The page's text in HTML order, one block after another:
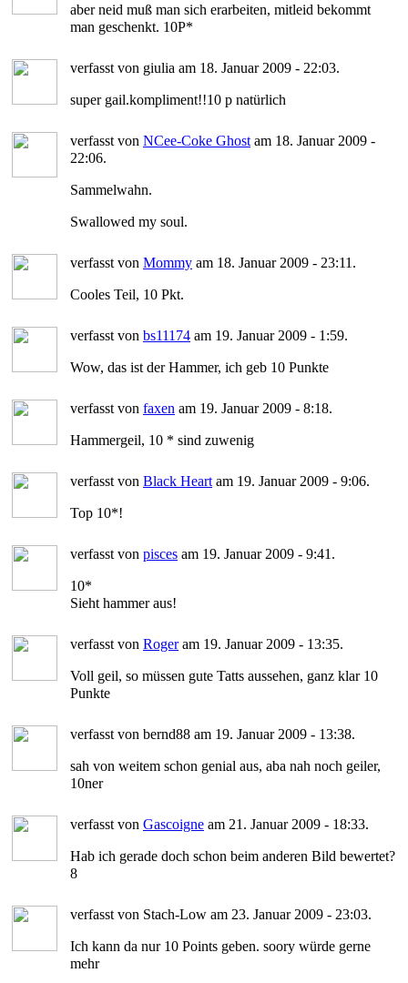
aber neid muß man sich erarbeiten, mitleid bekommt
man geschenkt. 10P*
verfasst von giulia am 18. Januar 2009 - 22:03.
super gail.kompliment!!10 p natürlich
verfasst von NCee-Coke Ghost am 18. Januar 2009 -
22:06.
Sammelwahn.
Swallowed my soul.
verfasst von Mommy am 18. Januar 2009 - 23:11.
Cooles Teil, 10 Pkt.
verfasst von bs11174 am 19. Januar 2009 - 1:59.
Wow, das ist der Hammer, ich geb 10 Punkte
verfasst von faxen am 19. Januar 2009 - 8:18.
Hammergeil, 10 * sind zuwenig
verfasst von Black Heart am 19. Januar 2009 - 9:06.
Top 10*!
verfasst von pisces am 19. Januar 2009 - 9:41.
10*
Sieht hammer aus!
verfasst von Rogeram 19. Januar 2009 - 13:35.
Voll geil, so müssen gute Tatts aussehen, ganz klar 10
Punkte
verfasst von bernd88 am 19. Januar 2009 - 13:38.
sah von weitem schon genial aus, aba nah noch geiler,
10ner
verfasst von Gascoigne am 21. Januar 2009 - 18:33.
Hab ich gerade doch schon beim anderen Bild bewertet?
8
verfasst von Stach-Low am 23. Januar 2009 - 23:03.
Ich kann da nur 10 Points geben. soory würde gerne
mehr